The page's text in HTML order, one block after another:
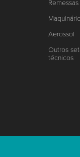
Aerossol
Outros
técnicos